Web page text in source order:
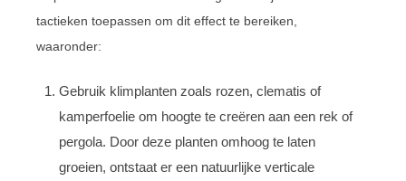
tactieken toepassen om dit effect te bereiken,
waaronder:
Gebruik klimplanten zoals rozen, clematis of
kamperfoelie om hoogte te creëren aan een rek of
pergola. Door deze planten omhoog te laten
groeien, ontstaat er een natuurlijke verticale